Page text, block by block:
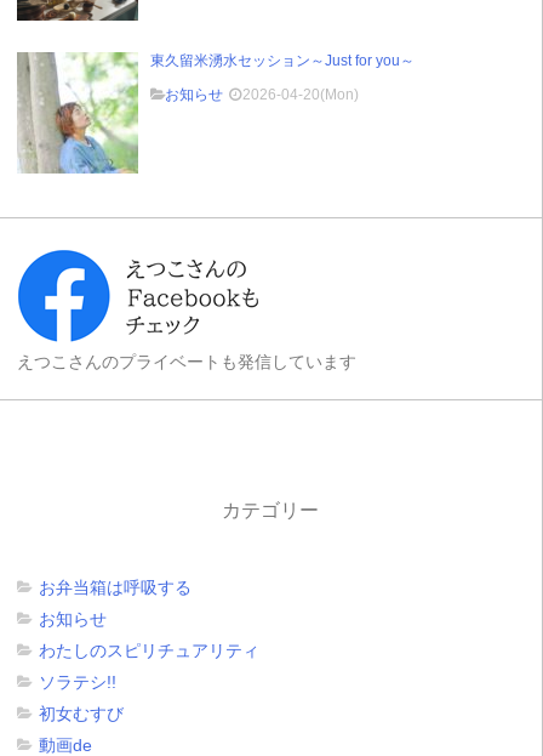
東久留米湧水セッション～Just for you～
お知らせ
2026-04-20(Mon)
えつこさんのプライベートも発信しています
カテゴリー
お弁当箱は呼吸する
お知らせ
わたしのスピリチュアリティ
ソラテシ!!
初女むすび
動画de